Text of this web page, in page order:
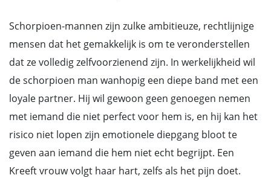
Schorpioen-mannen zijn zulke ambitieuze, rechtlijnige
mensen dat het gemakkelijk is om te veronderstellen
dat ze volledig zelfvoorzienend zijn. In werkelijkheid wil
de schorpioen man wanhopig een diepe band met een
loyale partner. Hij wil gewoon geen genoegen nemen
met iemand die niet perfect voor hem is, en hij kan het
risico niet lopen zijn emotionele diepgang bloot te
geven aan iemand die hem niet echt begrijpt. Een
Kreeft vrouw volgt haar hart, zelfs als het pijn doet.